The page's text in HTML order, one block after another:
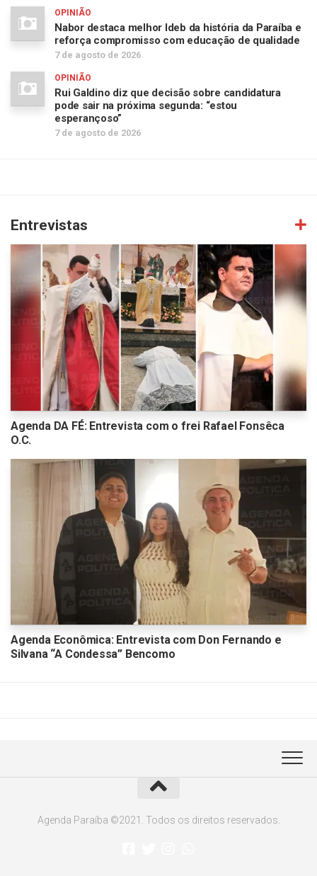
OPINIÃO
Nabor destaca melhor Ideb da história da Paraíba e
reforça compromisso com educação de qualidade
7 de agosto de 2026
OPINIÃO
Rui Galdino diz que decisão sobre candidatura
pode sair na próxima segunda: “estou
esperançoso”
7 de agosto de 2026
Entrevistas
Agenda DA FÉ: Entrevista com o frei Rafael Fonsêca
O.C.
Agenda Econômica: Entrevista com Don Fernando e
Silvana “A Condessa” Bencomo
Agenda Paraíba ©2021. Todos os direitos reservados.